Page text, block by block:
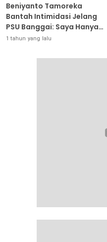
Beniyanto Tamoreka
Bantah Intimidasi Jelang
PSU Banggai: Saya Hanya
Ingin Redakan Suasana
1 tahun yang lalu